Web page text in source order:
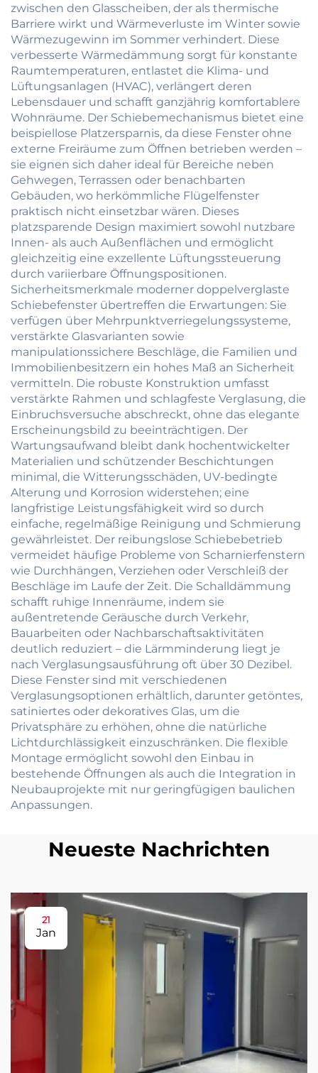
zwischen den Glasscheiben, der als thermische
Barriere wirkt und Wärmeverluste im Winter sowie
Wärmezugewinn im Sommer verhindert. Diese
verbesserte Wärmedämmung sorgt für konstante
Raumtemperaturen, entlastet die Klima- und
Lüftungsanlagen (HVAC), verlängert deren
Lebensdauer und schafft ganzjährig komfortablere
Wohnräume. Der Schiebemechanismus bietet eine
beispiellose Platzersparnis, da diese Fenster ohne
externe Freiräume zum Öffnen betrieben werden –
sie eignen sich daher ideal für Bereiche neben
Gehwegen, Terrassen oder benachbarten
Gebäuden, wo herkömmliche Flügelfenster
praktisch nicht einsetzbar wären. Dieses
platzsparende Design maximiert sowohl nutzbare
Innen- als auch Außenflächen und ermöglicht
gleichzeitig eine exzellente Lüftungssteuerung
durch variierbare Öffnungspositionen.
Sicherheitsmerkmale moderner doppelverglaste
Schiebefenster übertreffen die Erwartungen: Sie
verfügen über Mehrpunktverriegelungssysteme,
verstärkte Glasvarianten sowie
manipulationssichere Beschläge, die Familien und
Immobilienbesitzern ein hohes Maß an Sicherheit
vermitteln. Die robuste Konstruktion umfasst
verstärkte Rahmen und schlagfeste Verglasung, die
Einbruchsversuche abschreckt, ohne das elegante
Erscheinungsbild zu beeinträchtigen. Der
Wartungsaufwand bleibt dank hochentwickelter
Materialien und schützender Beschichtungen
minimal, die Witterungsschäden, UV-bedingte
Alterung und Korrosion widerstehen; eine
langfristige Leistungsfähigkeit wird so durch
einfache, regelmäßige Reinigung und Schmierung
gewährleistet. Der reibungslose Schiebebetrieb
vermeidet häufige Probleme von Scharnierfenstern
wie Durchhängen, Verziehen oder Verschleiß der
Beschläge im Laufe der Zeit. Die Schalldämmung
schafft ruhige Innenräume, indem sie
außentretende Geräusche durch Verkehr,
Bauarbeiten oder Nachbarschaftsaktivitäten
deutlich reduziert – die Lärmminderung liegt je
nach Verglasungsausführung oft über 30 Dezibel.
Diese Fenster sind mit verschiedenen
Verglasungsoptionen erhältlich, darunter getöntes,
satiniertes oder dekoratives Glas, um die
Privatsphäre zu erhöhen, ohne die natürliche
Lichtdurchlässigkeit einzuschränken. Die flexible
Montage ermöglicht sowohl den Einbau in
bestehende Öffnungen als auch die Integration in
Neubauprojekte mit nur geringfügigen baulichen
Anpassungen.
Neueste Nachrichten
21
Jan